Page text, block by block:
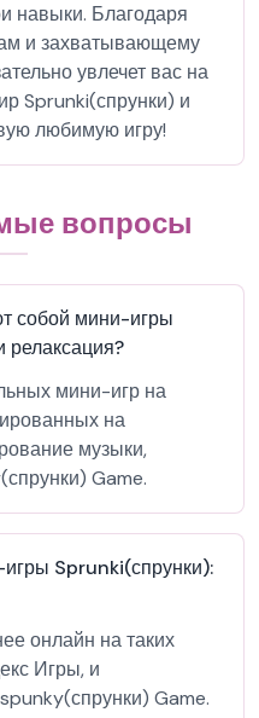
навыки. Благодаря
и захватывающему
увлечет вас на
Sprunki(спрунки) и
любимую игру!
вопросы
собой мини-игры
релаксация?
мини-игр на
на
музыки,
Game.
игры Sprunki(спрунки):
онлайн на таких
Игры, и
Game.